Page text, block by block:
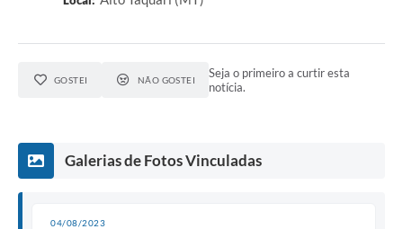
GOSTEI NÃO GOSTEI
Seja o primeiro a curtir esta
notícia.
Galerias de Fotos Vinculadas
04/08/2023